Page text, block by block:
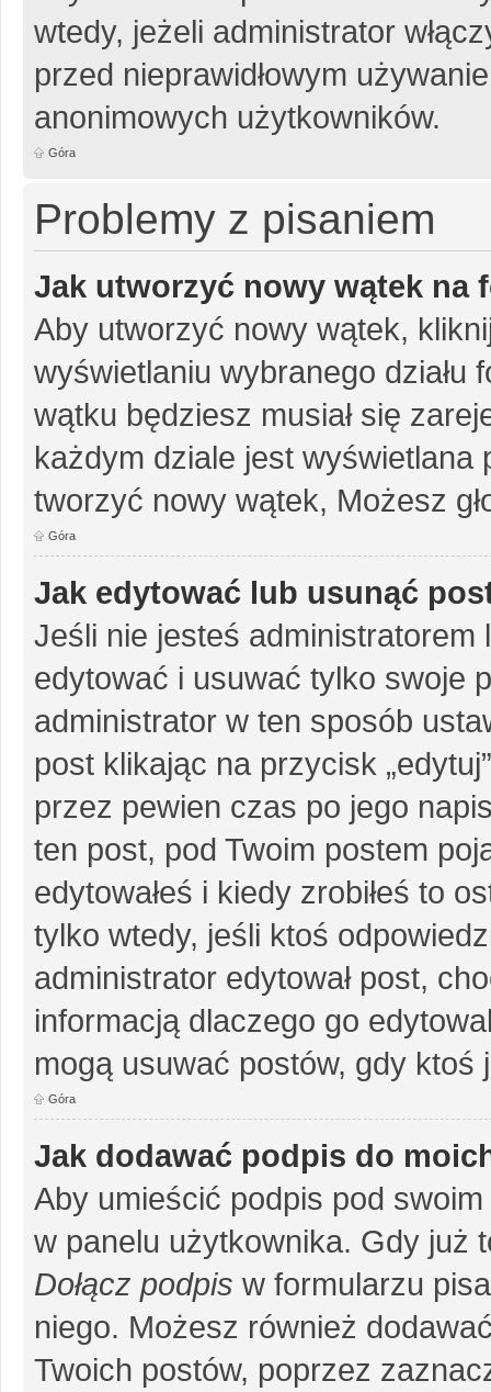
wtedy, jeżeli administrator
przed nieprawidłowym
anonimowych użytkowników.
Góra
Problemy z pisaniem
Jak utworzyć nowy wątek na
Aby utworzyć nowy wątek,
wyświetlaniu wybranego działu
wątku będziesz musiał się
każdym dziale jest wyświetlana
tworzyć nowy wątek, Możesz
Góra
Jak edytować lub usunąć
Jeśli nie jesteś
edytować i usuwać tylko swoje
administrator w ten sposób
post klikając na przycisk
przez pewien czas po jego
ten post, pod Twoim postem
edytowałeś i kiedy zrobiłeś to
tylko wtedy, jeśli ktoś
administrator edytował post,
informacją dlaczego go
mogą usuwać postów, gdy ktoś
Góra
Jak dodawać podpis do
Aby umieścić podpis pod
w panelu użytkownika. Gdy już
Dołącz podpis w formularzu
niego. Możesz również
Twoich postów, poprzez